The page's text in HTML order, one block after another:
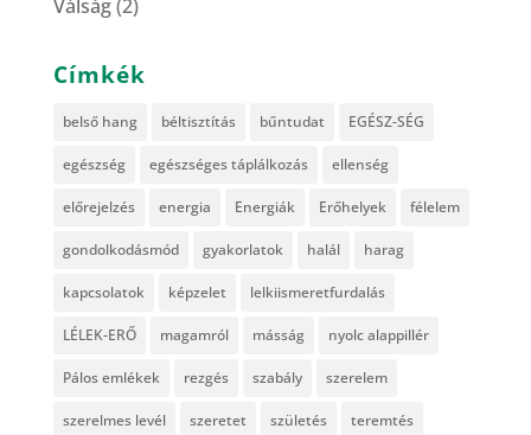
Válság(2)
Címkék
belső hang béltisztítás bűntudat EGÉSZ-SÉG
egészség egészséges táplálkozás ellenség
előrejelzés energia Energiák Erőhelyek félelem
gondolkodásmód gyakorlatok halál harag
kapcsolatok képzelet lelkiismeretfurdalás
LÉLEK-ERŐ magamról másság nyolc alappillér
Pálos emlékek rezgés szabály szerelem
szerelmes levél szeretet születés teremtés